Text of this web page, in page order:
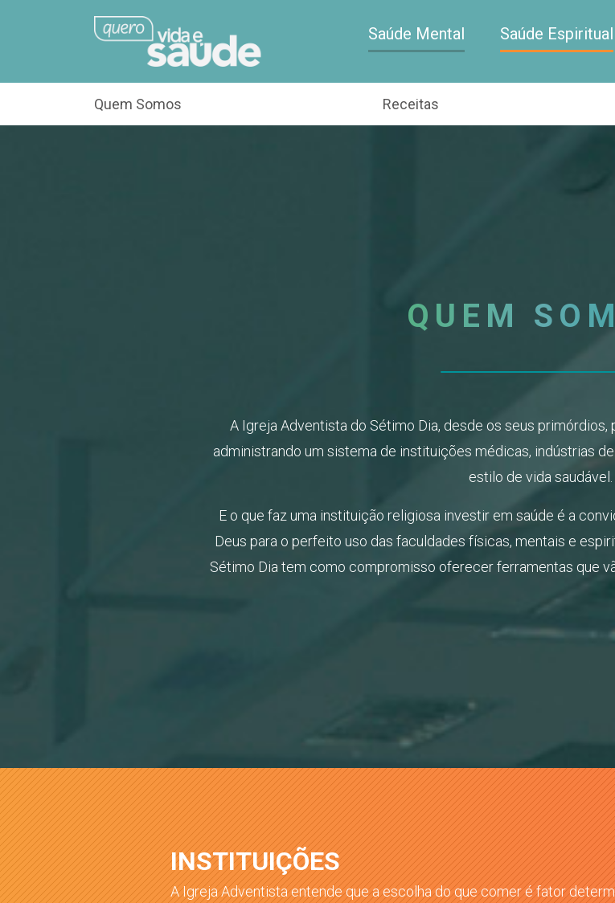
Saúde Mental Saúde Espiritual
Quem Somos Receitas
QUEM
A Igreja Adventista do Sétimo Dia, desde os seus primórdios,
administrando um sistema de instituições médicas, indústrias
estilo de vida saudável.
E o que faz uma instituição religiosa investir em saúde é a
Deus para o perfeito uso das faculdades físicas, mentais e
Sétimo Dia tem como compromisso oferecer ferramentas que
INSTITUIÇÕES
A Igreja Adventista entende que a escolha do que comer é fator